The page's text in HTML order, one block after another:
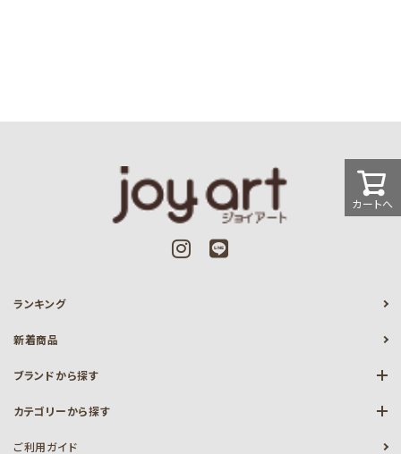
カートへ
ランキング
新着商品
ブランドから探す
カテゴリーから探す
ご利用ガイド